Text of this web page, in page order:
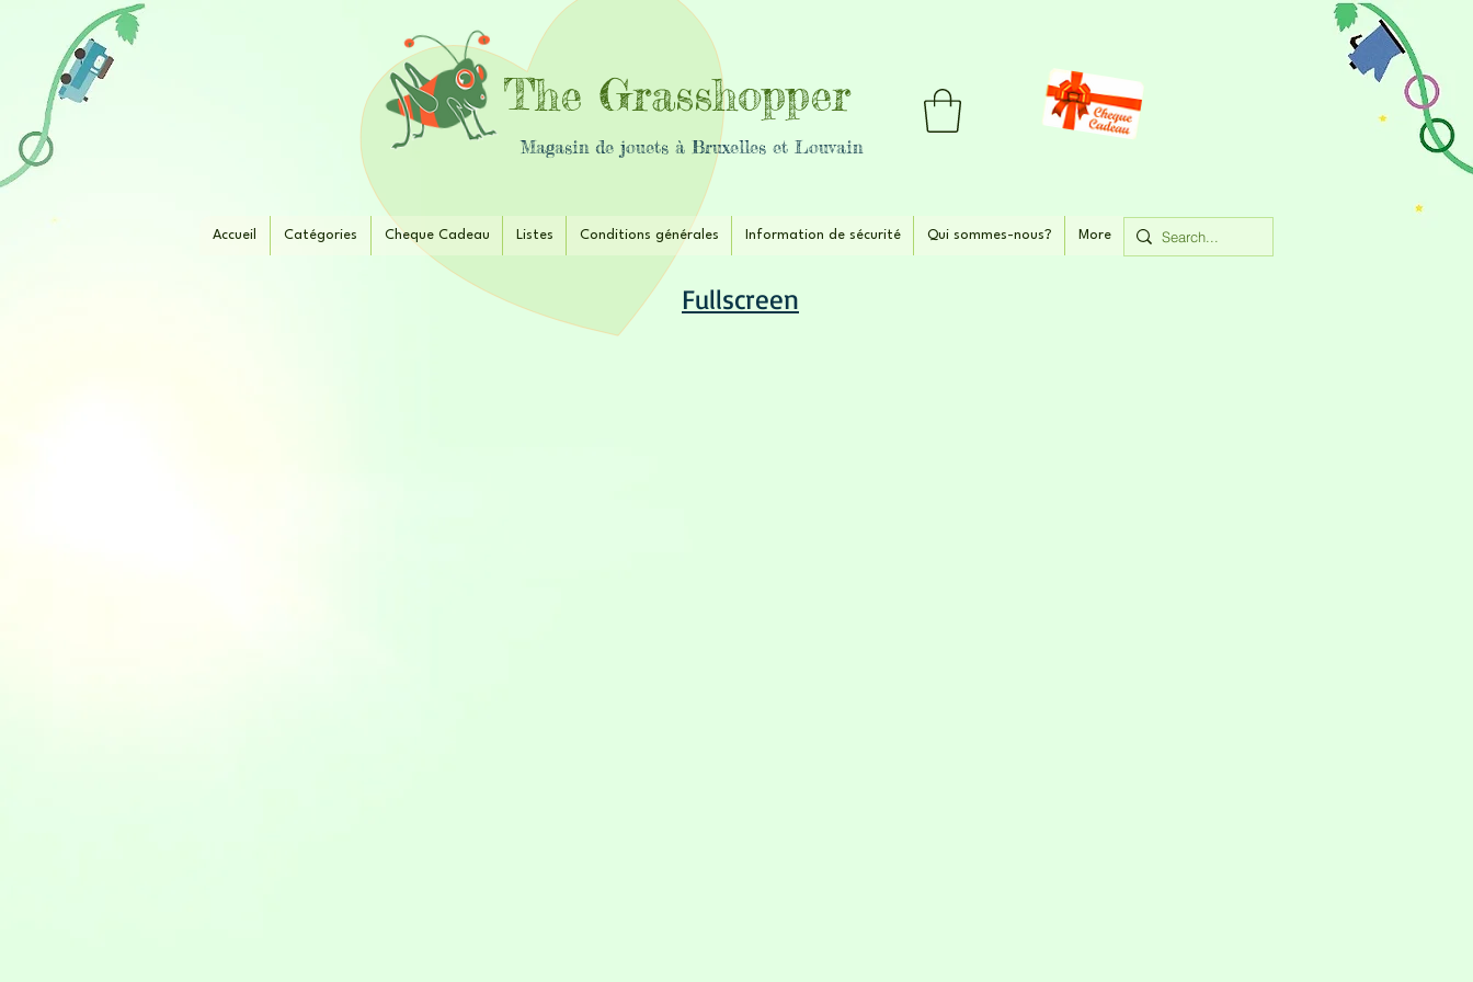
The Grasshopper
Magasin de jouets à Bruxelles et Louvain
Accueil Catégories Cheque Cadeau Listes Conditions générales Information de sécurité Qui sommes-nous? More
Fullscreen